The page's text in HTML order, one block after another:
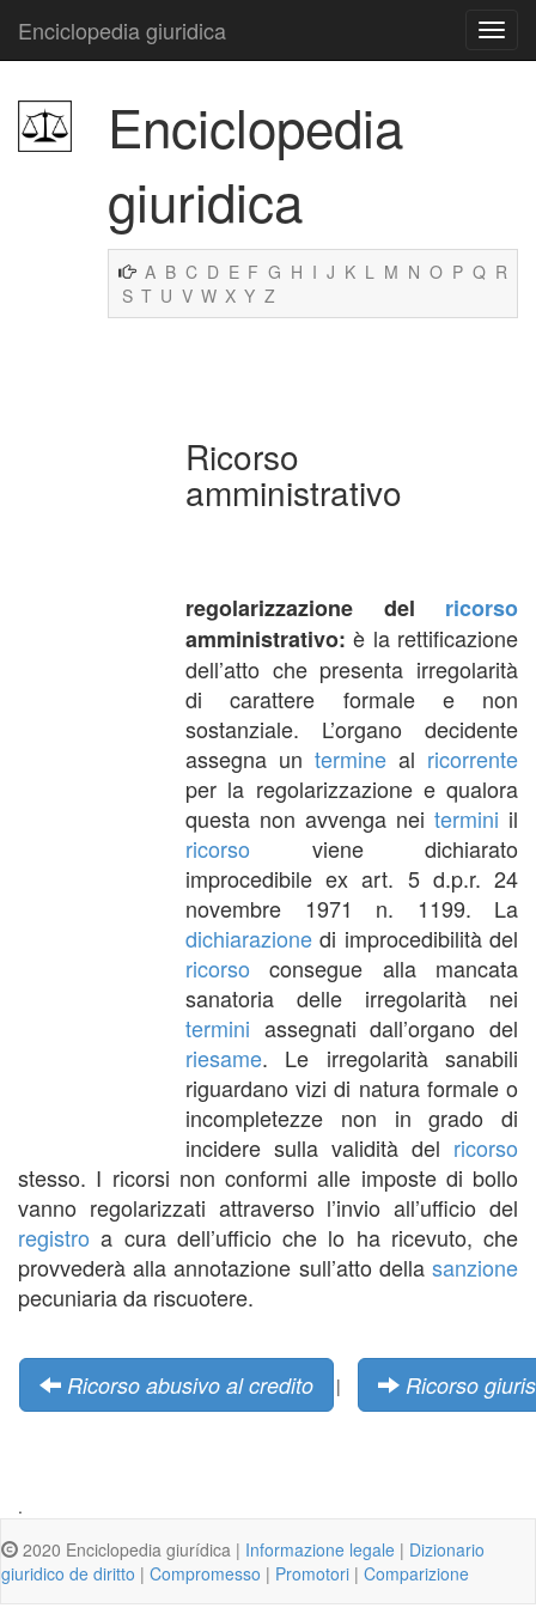
Enciclopedia giuridica
Enciclopedia
giuridica
A B C D E F G H I J K L M N O P Q R
S T U V W X Y Z
Ricorso
amministrativo
regolarizzazione del ricorso
amministrativo:è la rettificazione
dell’atto che presenta irregolarità
di carattere formale e non
sostanziale. L’organo decidente
assegna un termine al ricorrente
per la regolarizzazione e qualora
questa non avvenga nei termini il
ricorso viene dichiarato
improcedibile ex art. 5 d.p.r. 24
novembre 1971 n. 1199. La
dichiarazione di improcedibilità del
ricorso consegue alla mancata
sanatoria delle irregolarità nei
termini assegnati dall’organo del
riesame. Le irregolarità sanabili
riguardano vizi di natura formale o
incompletezze non in grado di
incidere sulla validità del ricorso
stesso. I ricorsi non conformi alle imposte di bollo
vanno regolarizzati attraverso l’invio all’ufficio del
registro a cura dell’ufficio che lo ha ricevuto, che
provvederà alla annotazione sull’atto della sanzione
pecuniaria da riscuotere.
Ricorso abusivo al credito | Ricorso
.
2020 Enciclopedia giurídica | Informazione legale | Dizionario
giuridico de diritto | Compromesso | Promotori | Comparizione